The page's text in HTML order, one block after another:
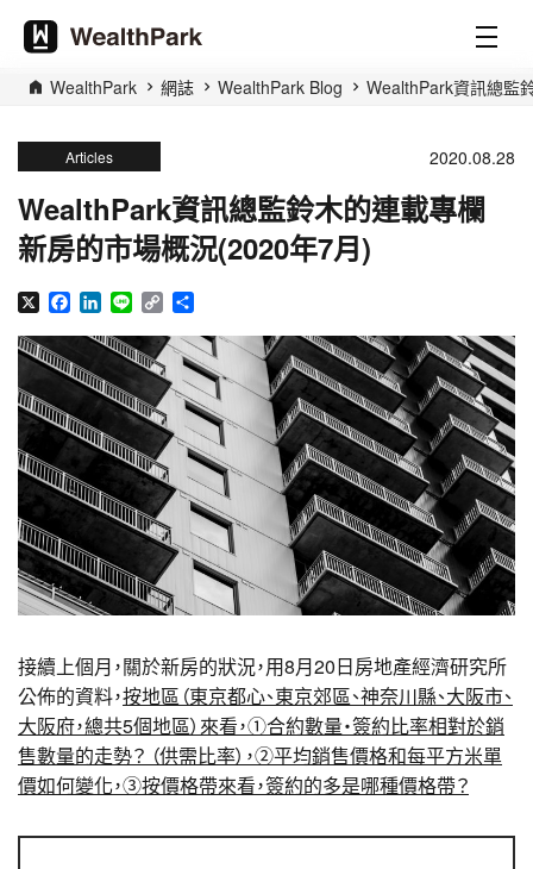
WealthPark 網誌 WealthPark Blog WealthPark資訊總監
Articles 2020.08.28
WealthPark資訊總監鈴木的連載專欄
新房的市場概況(2020年7月)
X Facebook
LinkedIn
Line Copy
接續上個月，關於新房的狀況，用8月20日房地產經濟研究所
公佈的資料，按地區（東京都心、東京郊區、神奈川縣、大阪市、
大阪府，總共5個地區）來看，①合約數量・簽約比率相對於銷
售數量的走勢？ （供需比率），②平均銷售價格和每平方米單
價如何變化，③按價格帶來看，簽約的多是哪種價格帶？